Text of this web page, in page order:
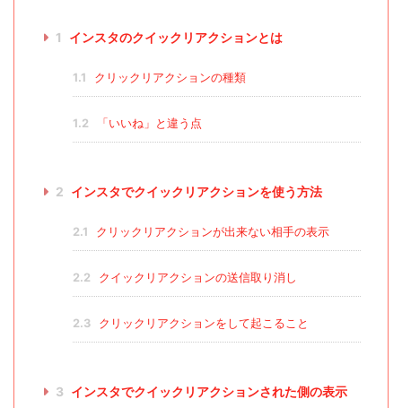
1 インスタのクイックリアクションとは
1.1 クリックリアクションの種類
1.2 「いいね」と違う点
2 インスタでクイックリアクションを使う方法
2.1 クリックリアクションが出来ない相手の表示
2.2 クイックリアクションの送信取り消し
2.3 クリックリアクションをして起こること
3 インスタでクイックリアクションされた側の表示